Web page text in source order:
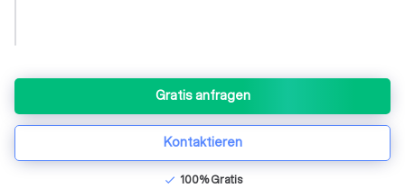
Gratis anfragen
Kontaktieren
check 100% Gratis